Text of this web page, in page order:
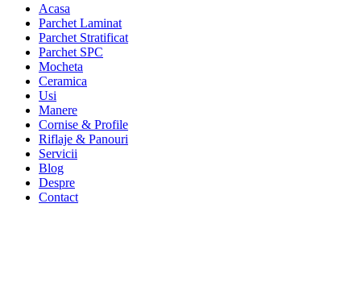
Acasa
Parchet Laminat
Parchet Stratificat
Parchet SPC
Mocheta
Ceramica
Usi
Manere
Cornise & Profile
Riflaje & Panouri
Servicii
Blog
Despre
Contact